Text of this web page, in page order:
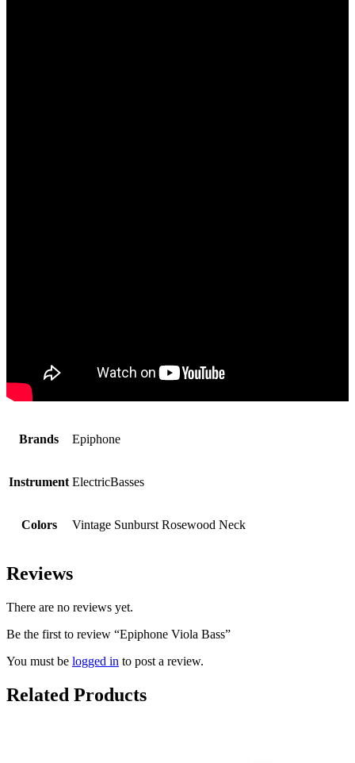
Brands Epiphone
Instrument ElectricBasses
Colors Vintage Sunburst Rosewood Neck
Reviews
There are no reviews yet.
Be the first to review “Epiphone Viola Bass”
You must be logged in to post a review.
Related Products